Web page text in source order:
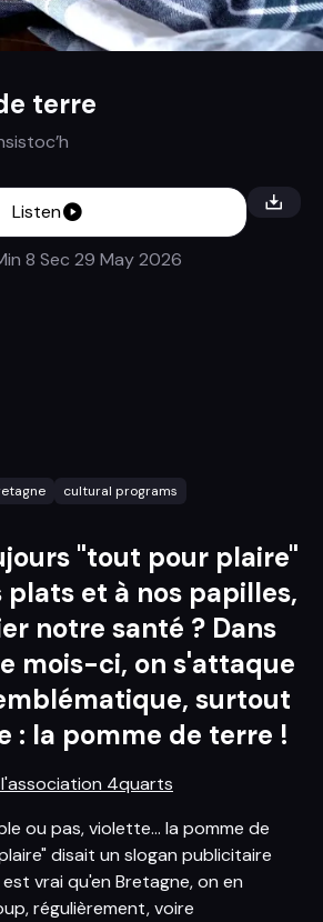
terre
Listen
8 Sec 29 May 2026
cultural programs
"tout pour plaire"
plats et à nos papilles,
notre santé ? Dans
mois-ci, on s'attaque
surtout
: la pomme de terre !
4quarts
ou pas, violette... la pomme de
disait un slogan publicitaire
vrai qu'en Bretagne, on en
régulièrement, voire